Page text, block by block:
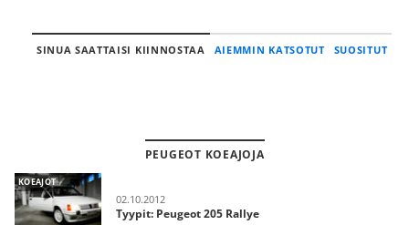
SINUA SAATTAISI KIINNOSTAA AIEMMIN KATSOTUT SUOSITUT
PEUGEOT KOEAJOJA
KOEAJOT
02.10.2012
Tyypit: Peugeot 205 Rallye